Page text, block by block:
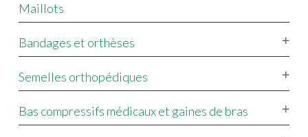
Maillots
Bandages et orthèses
Semelles orthopédiques
Bas compressifs médicaux et gaines de bras